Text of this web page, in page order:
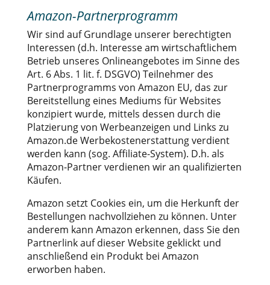
Amazon-Partnerprogramm
Wir sind auf Grundlage unserer berechtigten
Interessen (d.h. Interesse am wirtschaftlichem
Betrieb unseres Onlineangebotes im Sinne des
Art. 6 Abs. 1 lit. f. DSGVO) Teilnehmer des
Partnerprogramms von Amazon EU, das zur
Bereitstellung eines Mediums für Websites
konzipiert wurde, mittels dessen durch die
Platzierung von Werbeanzeigen und Links zu
Amazon.de Werbekostenerstattung verdient
werden kann (sog. Affiliate-System). D.h. als
Amazon-Partner verdienen wir an qualifizierten
Käufen.
Amazon setzt Cookies ein, um die Herkunft der
Bestellungen nachvollziehen zu können. Unter
anderem kann Amazon erkennen, dass Sie den
Partnerlink auf dieser Website geklickt und
anschließend ein Produkt bei Amazon
erworben haben.